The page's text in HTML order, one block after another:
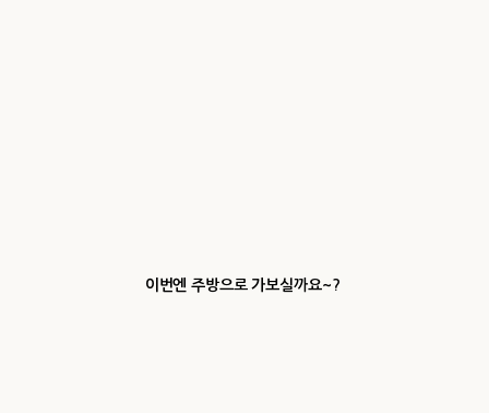
이번엔 주방으로 가보실까요~?